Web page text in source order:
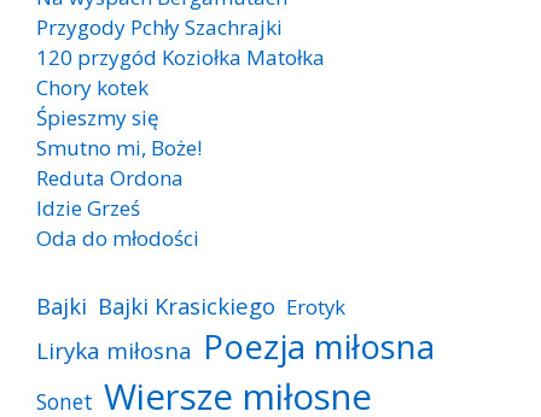
Przygody Pchły Szachrajki
120 przygód Koziołka Matołka
Chory kotek
Śpieszmy się
Smutno mi, Boże!
Reduta Ordona
Idzie Grześ
Oda do młodości
Bajki Bajki Krasickiego Erotyk
Liryka miłosna Poezja miłosna
Sonet Wiersze miłosne